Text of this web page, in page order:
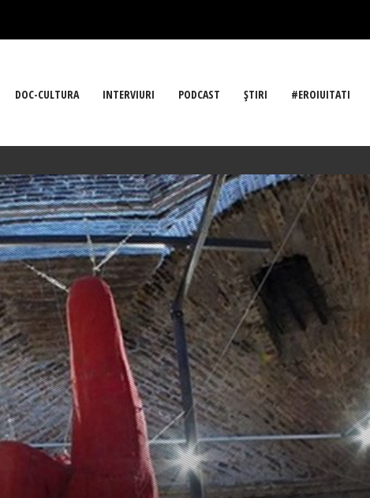
DOC-CULTURA INTERVIURI PODCAST ŞTIRI #EROIUITATI